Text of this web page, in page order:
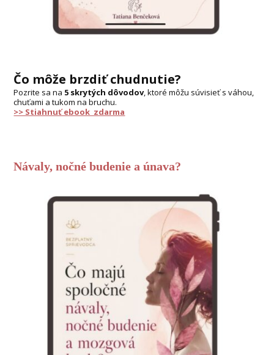
Čo môže brzdiť chudnutie?
Pozrite sa na 5 skrytých dôvodov, ktoré môžu súvisieť s váhou,
chuťami a tukom na bruchu.
>> Stiahnuť ebook zdarma
Návaly, nočné budenie a únava?